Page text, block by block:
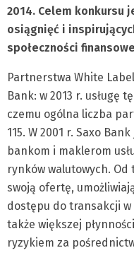
2014. Celem konkursu
osiągnięć i
społeczności
Partnerstwa White
Bank: w 2013 r. usługę
czemu ogólna liczba
115. W 2001 r. Saxo
bankom i maklerom
rynków walutowych.
swoją ofertę,
dostępu do transakcji
także większej
ryzykiem za